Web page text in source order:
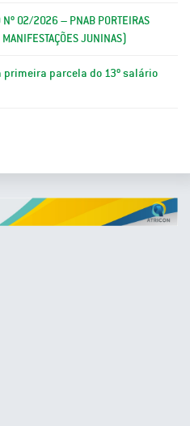
Nº 02/2026 – PNAB PORTEIRAS
JUNINAS)
parcela do 13º salário